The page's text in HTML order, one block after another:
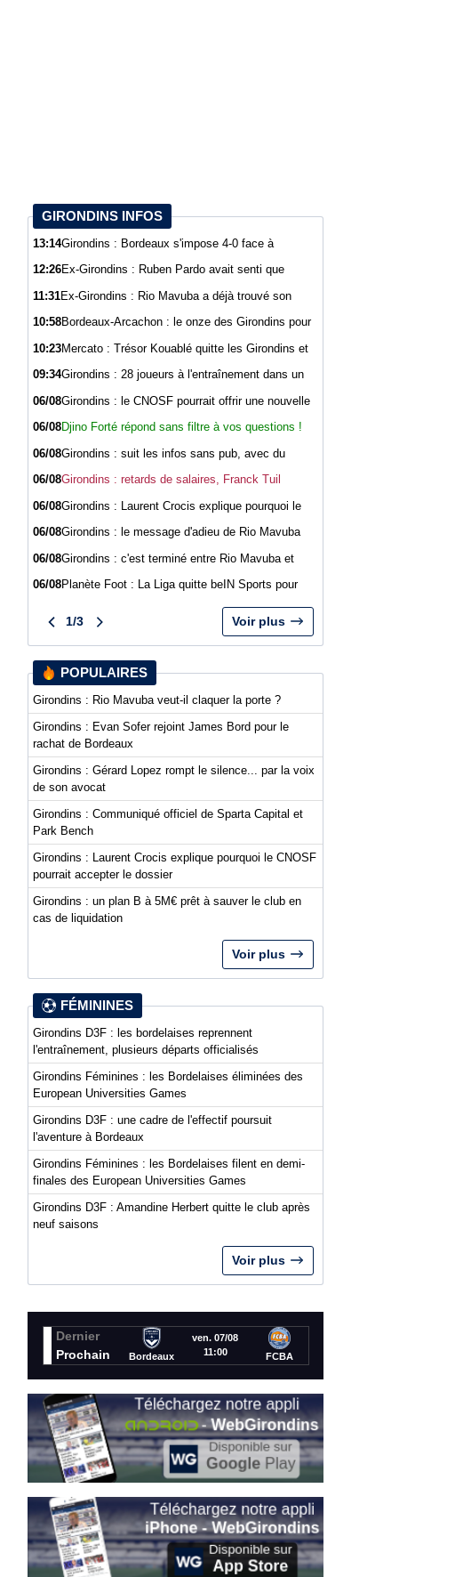
GIRONDINS INFOS
13:14Girondins : Bordeaux s'impose 4-0 face à
12:26Ex-Girondins : Ruben Pardo avait senti que
11:31Ex-Girondins : Rio Mavuba a déjà trouvé son
10:58Bordeaux-Arcachon : le onze des Girondins pour
10:23Mercato : Trésor Kouablé quitte les Girondins et
09:34Girondins : 28 joueurs à l'entraînement dans un
06/08Girondins : le CNOSF pourrait offrir une nouvelle
06/08Djino Forté répond sans filtre à vos questions !
06/08Girondins : suit les infos sans pub, avec du
06/08Girondins : retards de salaires, Franck Tuil
06/08Girondins : Laurent Crocis explique pourquoi le
06/08Girondins : le message d'adieu de Rio Mavuba
06/08Girondins : c'est terminé entre Rio Mavuba et
06/08Planète Foot : La Liga quitte beIN Sports pour
1/3 Voir plus
POPULAIRES
Girondins : Rio Mavuba veut-il claquer la porte ?
Girondins : Evan Sofer rejoint James Bord pour le
rachat de Bordeaux
Girondins : Gérard Lopez rompt le silence... par la voix
de son avocat
Girondins : Communiqué officiel de Sparta Capital et
Park Bench
Girondins : Laurent Crocis explique pourquoi le CNOSF
pourrait accepter le dossier
Girondins : un plan B à 5M€ prêt à sauver le club en
cas de liquidation
Voir plus
FÉMININES
Girondins D3F : les bordelaises reprennent
l'entraînement, plusieurs départs officialisés
Girondins Féminines : les Bordelaises éliminées des
European Universities Games
Girondins D3F : une cadre de l'effectif poursuit
l'aventure à Bordeaux
Girondins Féminines : les Bordelaises filent en demi-
finales des European Universities Games
Girondins D3F : Amandine Herbert quitte le club après
neuf saisons
Voir plus
Dernier
Prochain
Bordeaux
ven. 07/08
11:00
FCBA